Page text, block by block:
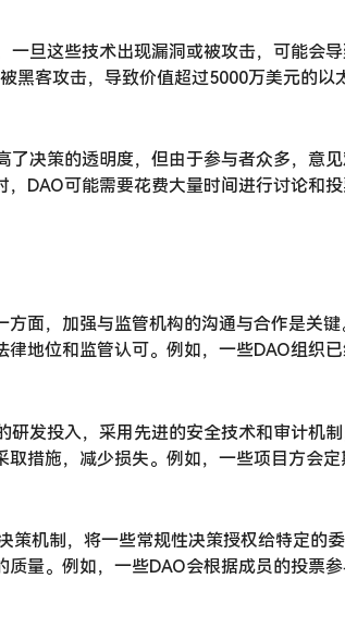
旦这些技术出现漏洞或被攻击，可能会
黑客攻击，导致价值超过5000万美元的以
决策的透明度，但由于参与者众多，意
DAO可能需要花费大量时间进行讨论和
面，加强与监管机构的沟通与合作是关
地位和监管认可。例如，一些DAO组织
发投入，采用先进的安全技术和审计机
措施，减少损失。例如，一些项目方会
策机制，将一些常规性决策授权给特定的
量。例如，一些DAO会根据成员的投票